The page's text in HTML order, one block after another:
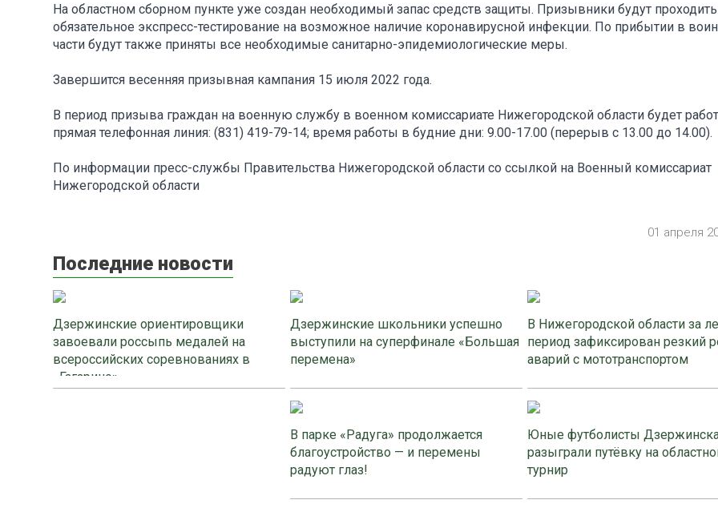
На областном сборном пункте уже создан необходимый запас средств защиты. Призывники будут проходить
обязательное экспресс-тестирование на возможное наличие коронавирусной инфекции. По прибытии в
части будут также приняты все необходимые санитарно-эпидемиологические меры.
Завершится весенняя призывная кампания 15 июля 2022 года.
В период призыва граждан на военную службу в военном комиссариате Нижегородской области будет
прямая телефонная линия: (831) 419-79-14; время работы в будние дни: 9.00-17.00 (перерыв с 13.00 до 14.00).
По информации пресс-службы Правительства Нижегородской области со ссылкой на Военный комиссариат
Нижегородской области
01 апреля
Последние новости
Дзержинские ориентировщики
завоевали россыпь медалей на
всероссийских соревнованиях в
«Гагарино»
Дзержинские школьники успешно
выступили на суперфинале «Большая
перемена»
В Нижегородской области за
период зафиксирован резкий
аварий с мототранспортом
В парке «Радуга» продолжается
благоустройство — и перемены
радуют глаз!
Юные футболисты
разыграли путёвку на
турнир